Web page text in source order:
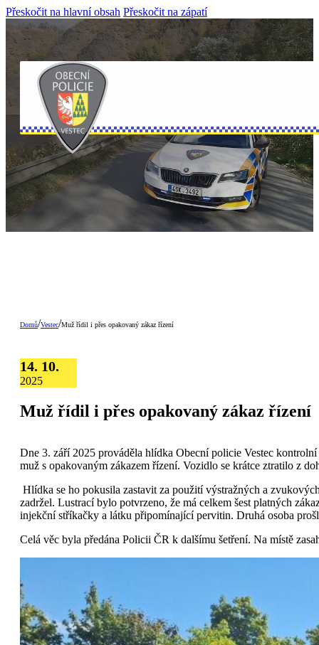
Přeskočit na hlavní obsah Přeskočit na zápatí
Domů/Vestec/Muž řídil i přes opakovaný zákaz řízení
14. 10.
2025
Muž řídil i přes opakovaný zákaz řízení
Dne 3. září 2025 prováděla hlídka Obecní policie Vestec
muž s opakovaným zákazem řízení. Vozidlo se krátce ztratilo z
Hlídka se ho pokusila zastavit za použití výstražných a
zadržel. Lustrací bylo potvrzeno, že má celkem šest platných
injekční stříkačky a látku připomínající pervitin. Druhá osoba
Celá věc byla předána Policii ČR k dalšímu šetření. Na místě